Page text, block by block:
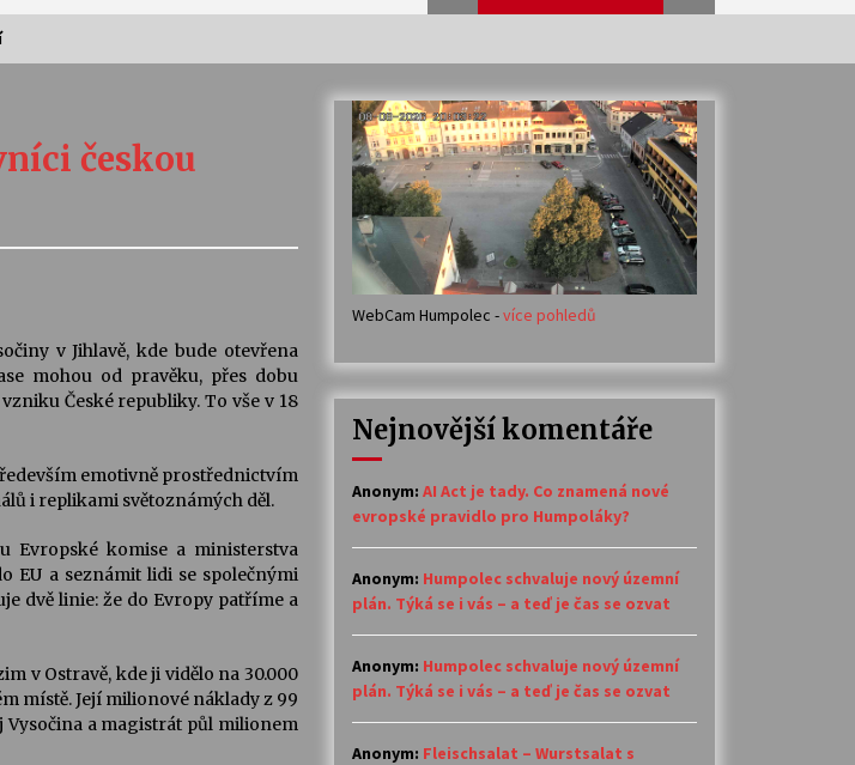
se kapkou
30. 7. 2026
Veselí muzikanti
30. 7. 2026
a Jenakaši
Votavžatský ploty
23. 7. 2026
17. 7. 2026 14. 7. 2026
Želiv
3. 7. 2026
30. 6. 2026
českou
v Jihlavě, kde bude otevřena
mohou od pravěku, přes dobu
České republiky. To vše v 18
emotivně prostřednictvím
i replikami světoznámých děl.
Evropské komise a ministerstva
EU a seznámit lidi se společnými
dvě linie: že do Evropy patříme a
v Ostravě, kde ji vidělo na 30.000
místě. Její milionové náklady z 99
a magistrát půl milionem
WebCam Humpolec -více pohledů
Nejnovější komentáře
Anonym: AI Act je tady. Co znamená nové
evropské pravidlo pro Humpoláky?
Anonym: Humpolec schvaluje nový územní
plán. Týká se i vás – a teď je čas se ozvat
Anonym: Humpolec schvaluje nový územní
plán. Týká se i vás – a teď je čas se ozvat
Anonym: Fleischsalat – Wurstsalat s